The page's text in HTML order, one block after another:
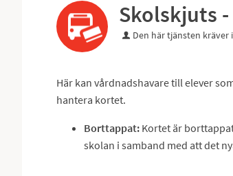
Skolskjuts
Den här tjänsten kräver
Här kan vårdnadshavare till elever
hantera kortet.
Borttappat:Kortet är
skolan i samband med att det